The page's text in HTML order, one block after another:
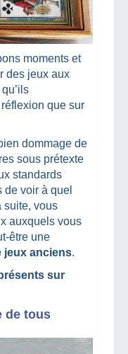
moments et
des jeux aux
que sur
dommage de
sous prétexte
standards
de voir à quel
suite, vous
auxquels vous
être une
jeux anciens.
sur
de tous